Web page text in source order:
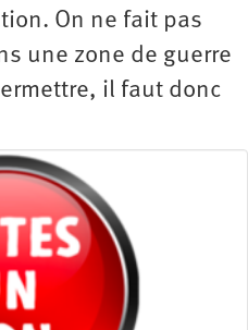
On ne fait pas
une zone de guerre
il faut donc